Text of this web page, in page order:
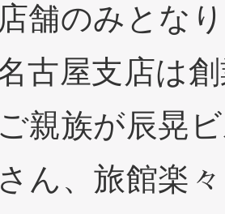
舗のみとな
古屋支店は
親族が辰晃
ん、旅館楽